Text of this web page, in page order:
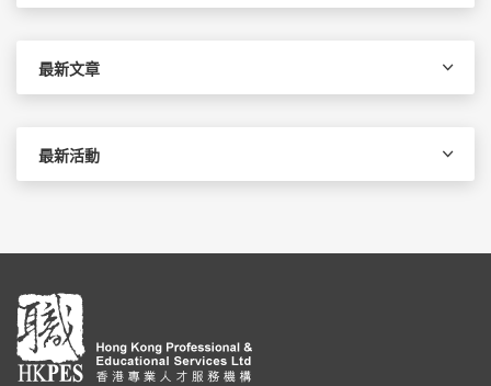
關
最新文章
最新活動